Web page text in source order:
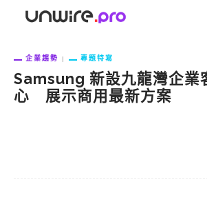
企業趨勢 專題特寫
Samsung 新設九龍灣企業
心 展示商用最新方案